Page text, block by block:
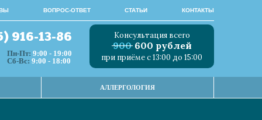
ВОПРОС-ОТВЕТ СТАТЬИ КОНТАКТЫ
916-13-86
Пн-Пт: 9:00 - 19:00
Сб-Вс: 9:00 - 18:00
Консультация всего
900 600 рублей
при приёме с 13:00 до 15:00
АЛЛЕРГОЛОГИЯ